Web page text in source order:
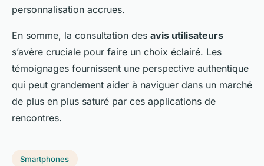
personnalisation accrues.
En somme, la consultation des avis utilisateurs
s’avère cruciale pour faire un choix éclairé. Les
témoignages fournissent une perspective authentique
qui peut grandement aider à naviguer dans un marché
de plus en plus saturé par ces applications de
rencontres.
Smartphones